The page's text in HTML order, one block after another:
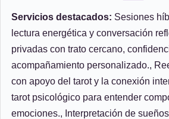
Servicios destacados: Sesiones
lectura energética y conversación
privadas con trato cercano,
acompañamiento personalizado.,
con apoyo del tarot y la conexión
tarot psicológico para entender
emociones., Interpretación de